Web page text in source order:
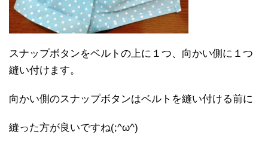
スナップボタンをベルトの上に１つ、向かい側に１つ
縫い付けます。
向かい側のスナップボタンはベルトを縫い付ける前に
縫った方が良いですね(;^ω^)